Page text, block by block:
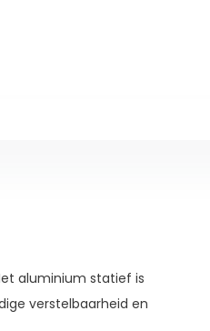
aluminium statief is
verstelbaarheid en